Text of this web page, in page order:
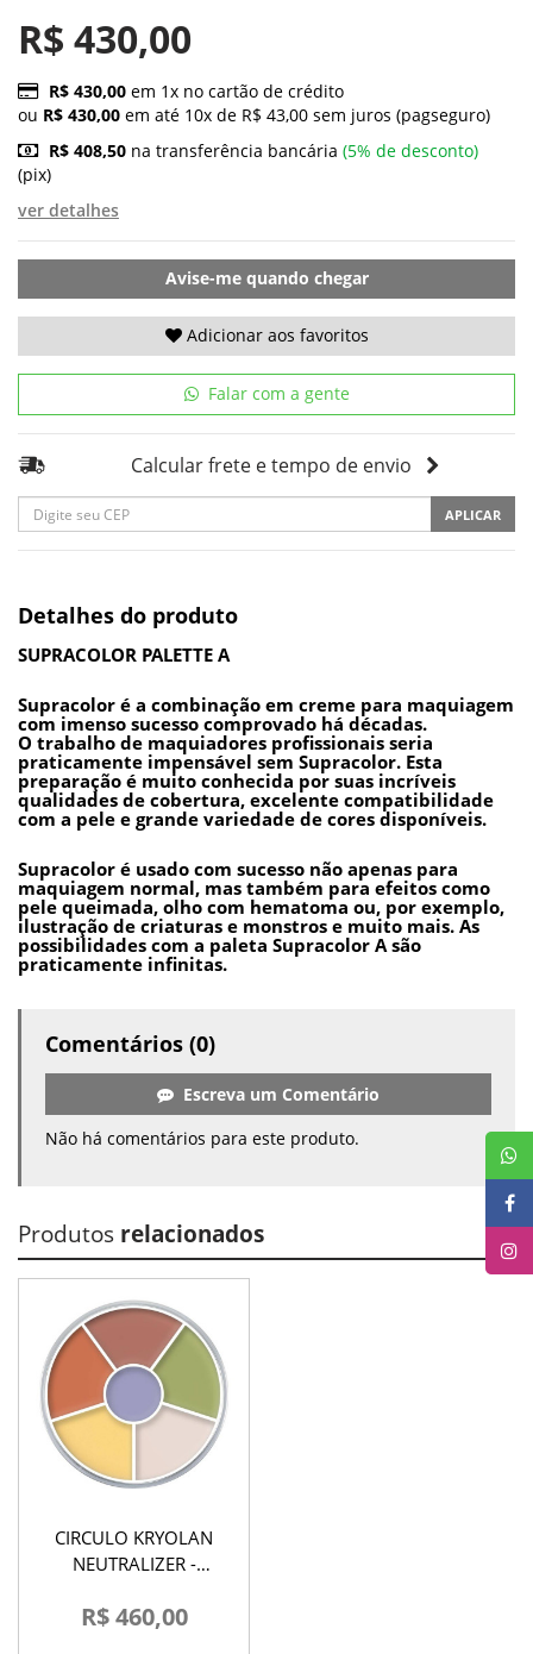
R$ 430,00
R$ 430,00 em 1x no cartão de crédito
ou R$ 430,00 em até 10x de R$ 43,00 sem juros (pagseguro)
R$ 408,50 na transferência bancária (5% de desconto)
(pix)
ver detalhes
Avise-me quando chegar
Adicionar aos favoritos
Falar com a gente
Calcular frete e tempo de envio
APLICAR
Detalhes do produto
SUPRACOLOR PALETTE A
Supracolor é a combinação em creme para maquiagem
com imenso sucesso comprovado há décadas.
O trabalho de maquiadores profissionais seria
praticamente impensável sem Supracolor. Esta
preparação é muito conhecida por suas incríveis
qualidades de cobertura, excelente compatibilidade
com a pele e grande variedade de cores disponíveis.
Supracolor é usado com sucesso não apenas para
maquiagem normal, mas também para efeitos como
pele queimada, olho com hematoma ou, por exemplo,
ilustração de criaturas e monstros e muito mais. As
possibilidades com a paleta Supracolor A são
praticamente infinitas.
Comentários (0)
Escreva um Comentário
Não há comentários para este produto.
Produtos relacionados
CIRCULO KRYOLAN
NEUTRALIZER -
R$ 460,00